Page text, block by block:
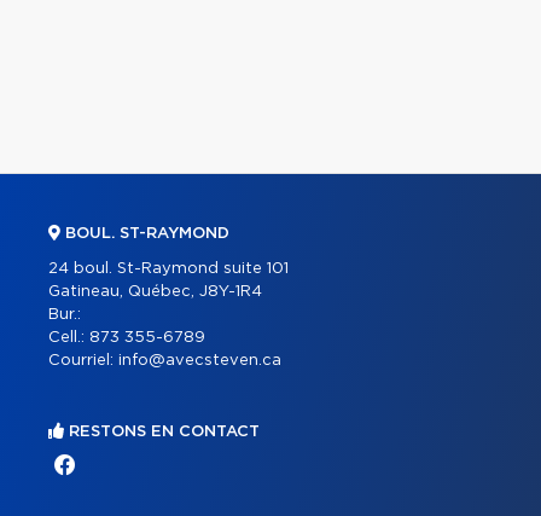
BOUL. ST-RAYMOND
24 boul. St-Raymond suite 101
Gatineau, Québec, J8Y-1R4
Bur.:
Cell.: 873 355-6789
Courriel: info@avecsteven.ca
RESTONS EN CONTACT